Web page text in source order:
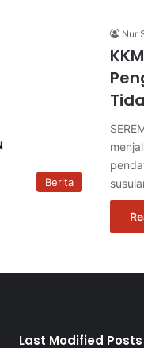
Berita
Nur
Last Modified Posts